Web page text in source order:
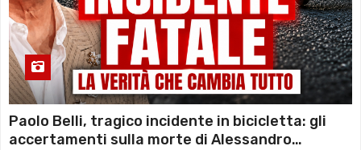
Paolo Belli, tragico incidente in bicicletta: gli
accertamenti sulla morte di Alessandro